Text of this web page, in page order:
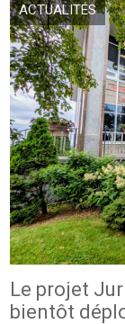
ACTUALITÉS
Le projet
bientôt